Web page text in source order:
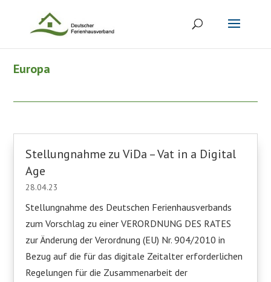
Europa
Stellungnahme zu ViDa – Vat in a Digital
Age
28.04.23
Stellungnahme des Deutschen Ferienhausverbands
zum Vorschlag zu einer VERORDNUNG DES RATES
zur Änderung der Verordnung (EU) Nr. 904/2010 in
Bezug auf die für das digitale Zeitalter erforderlichen
Regelungen für die Zusammenarbeit der